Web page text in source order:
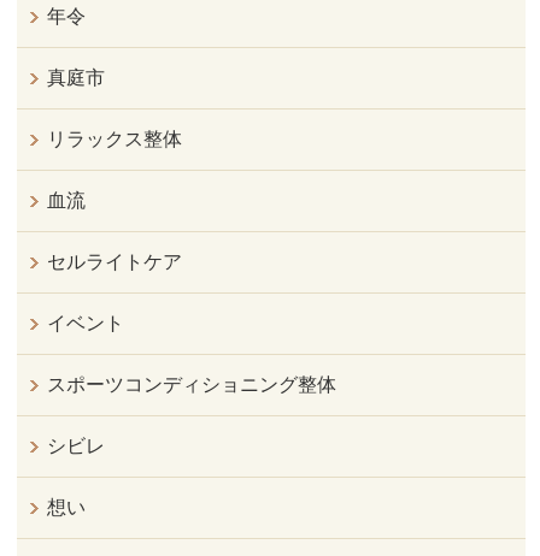
年令
真庭市
リラックス整体
血流
セルライトケア
イベント
スポーツコンディショニング整体
シビレ
想い